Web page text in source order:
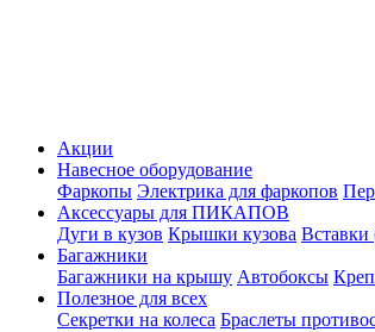
Акции
Навесное оборудование
Фаркопы Электрика для фаркопов
Аксессуары для ПИКАПОВ
Дуги в кузов Крышки кузова Вставки
Багажники
Багажники на крышу Автобоксы
Полезное для всех
Секретки на колеса Браслеты